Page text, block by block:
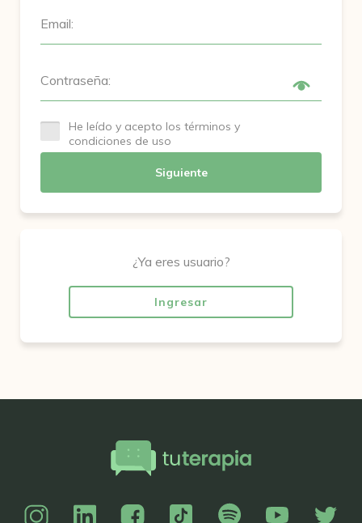
Email:
Contraseña:
He leído y acepto los términos y
condiciones de uso
Siguiente
¿Ya eres usuario?
Ingresar